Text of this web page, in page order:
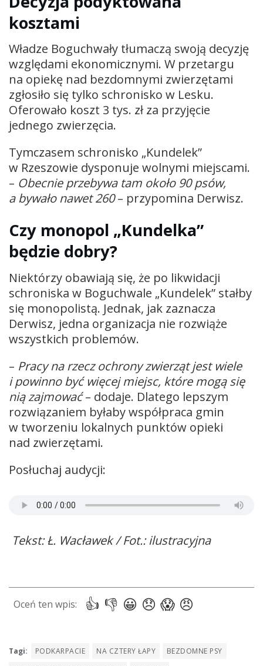
kosztami
Władze Boguchwały tłumaczą swoją decyzję
względami ekonomicznymi. W przetargu
na opiekę nad bezdomnymi zwierzętami
zgłosiło się tylko schronisko w Lesku.
Oferowało koszt 3 tys. zł za przyjęcie
jednego zwierzęcia.
Tymczasem schronisko „Kundelek”
w Rzeszowie dysponuje wolnymi miejscami.
– Obecnie przebywa tam około 90 psów,
a bywało nawet 260– przypomina Derwisz.
Czy monopol „Kundelka”
będzie dobry?
Niektórzy obawiają się, że po likwidacji
schroniska w Boguchwale „Kundelek” stałby
się monopolistą. Jednak, jak zaznacza
Derwisz, jedna organizacja nie rozwiąże
wszystkich problemów.
– Pracy na rzecz ochrony zwierząt jest wiele
i powinno być więcej miejsc, które mogą się
nią zajmować– dodaje. Dlatego lepszym
rozwiązaniem byłaby współpraca gmin
w tworzeniu lokalnych punktów opieki
nad zwierzętami.
Posłuchaj audycji:
Tekst: Ł. Wacławek / Fot.: ilustracyjna
Tagi: PODKARPACIE NA CZTERY ŁAPY
BEZDOMNE PSY